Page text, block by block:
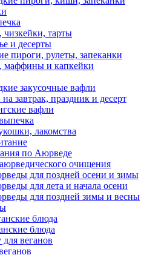
чизкейки, тарты
и десерты
пироги, рулеты, запеканки
маффины и капкейки
закусочные вафли
завтрак, праздник и десерт
вафли
лакомства
по Аюрведе
очищения
для поздней осени и зимы
для лета и начала осени
для поздней зимы и весны
блюда
блюда
веганов